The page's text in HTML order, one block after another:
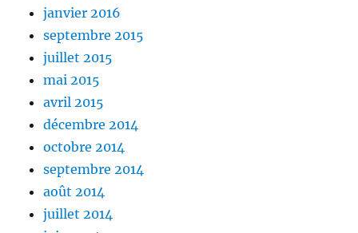
janvier 2016
septembre 2015
juillet 2015
mai 2015
avril 2015
décembre 2014
octobre 2014
septembre 2014
août 2014
juillet 2014